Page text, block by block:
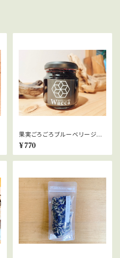
果実ごろごろブルーベリージャ
ム
¥770